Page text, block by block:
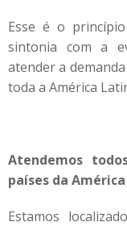
Esse é o
sintonia com a
atender a
toda a América
Atendemos
países da
Estamos